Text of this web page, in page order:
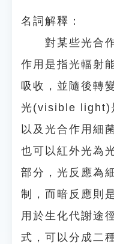
名詞解釋：
對某些光合作
作用是指光輻射
吸收，並隨後轉
光(visible light)
以及光合作用細
也可以紅外光為
部分，光反應為
制，而暗反應則
用於生化代謝途
式，可以分成二